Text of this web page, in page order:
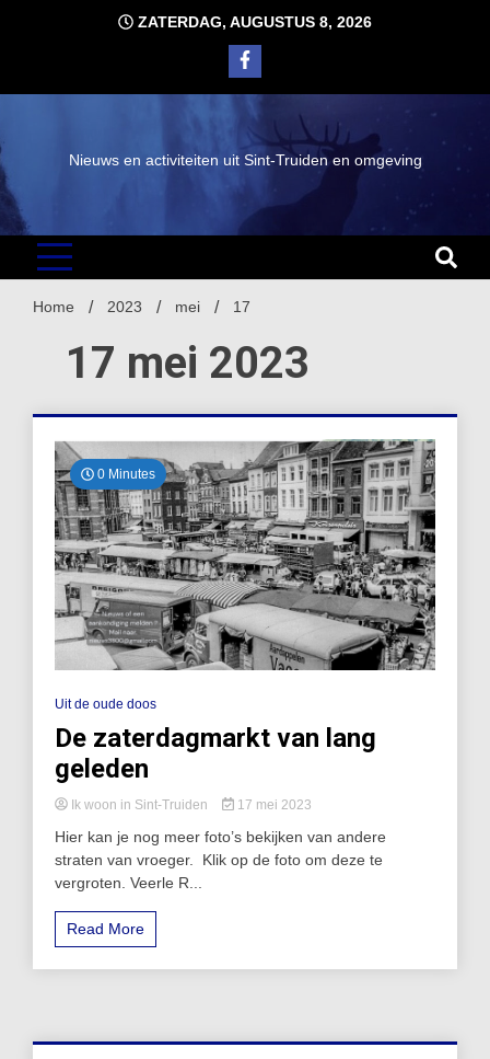
ZATERDAG, AUGUSTUS 8, 2026
Nieuws en activiteiten uit Sint-Truiden en omgeving
Home 2023 mei 17
17 mei 2023
0 Minutes
Uit de oude doos
De zaterdagmarkt van lang
geleden
Ik woon in Sint-Truiden 17 mei 2023
Hier kan je nog meer foto’s bekijken van andere
straten van vroeger. Klik op de foto om deze te
vergroten. Veerle R...
Read More